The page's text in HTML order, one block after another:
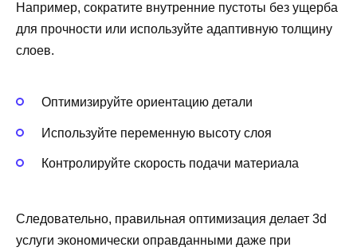
Например, сократите внутренние пустоты без ущерба
для прочности или используйте адаптивную толщину
слоев.
Оптимизируйте ориентацию детали
Используйте переменную высоту слоя
Контролируйте скорость подачи материала
Следовательно, правильная оптимизация делает 3d
услуги экономически оправданными даже при